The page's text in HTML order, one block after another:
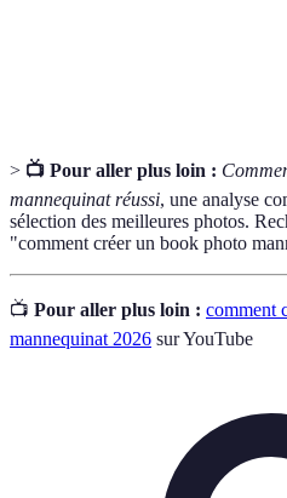
> 📺 Pour aller plus loin :
mannequinat réussi, une analyse
sélection des meilleures photos.
"comment créer un book photo
📺 Pour aller plus loin : comment
mannequinat 2026 sur YouTube